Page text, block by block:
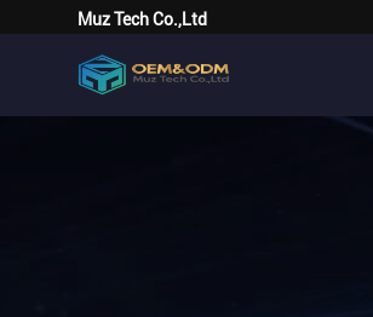
Muz Tech Co.,Ltd